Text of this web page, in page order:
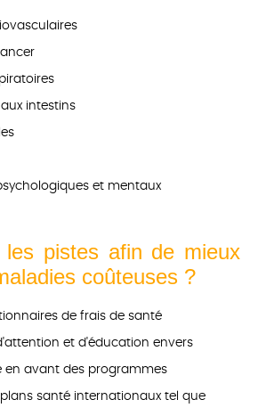
intestins
et mentaux
les pistes afin de mieux
coûteuses ?
de frais de santé
et d'éducation envers
en avant des programmes
santé internationaux tel que